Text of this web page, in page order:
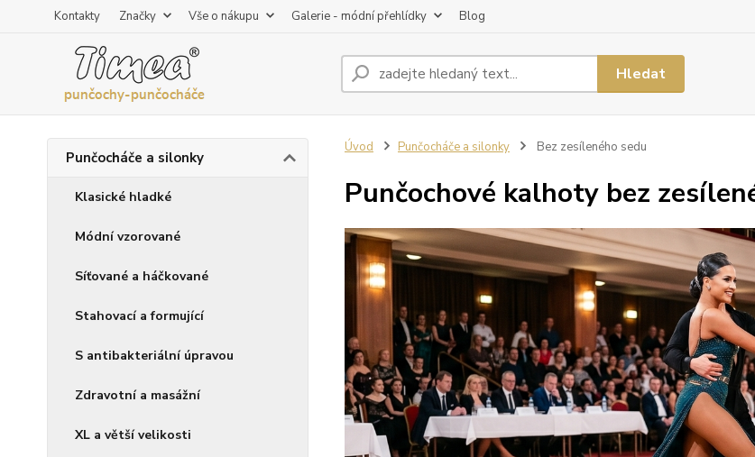
Kontakty Značky Vše o nákupu Galerie - módní přehlídky Blog
Hledat
Punčocháče a silonky
Klasické hladké
Módní vzorované
Síťované a háčkované
Stahovací a formující
S antibakteriální úpravou
Zdravotní a masážní
XL a větší velikosti
Úvod Punčocháče a silonky Bez zesíleného sedu
Punčochové kalhoty bez